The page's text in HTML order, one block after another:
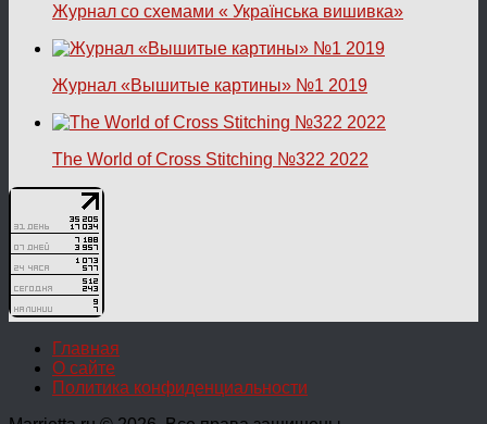
Журнал со схемами « Українська вишивка»
Журнал «Вышитые картины» №1 2019
The World of Cross Stitching №322 2022
Главная
О сайте
Политика конфиденциальности